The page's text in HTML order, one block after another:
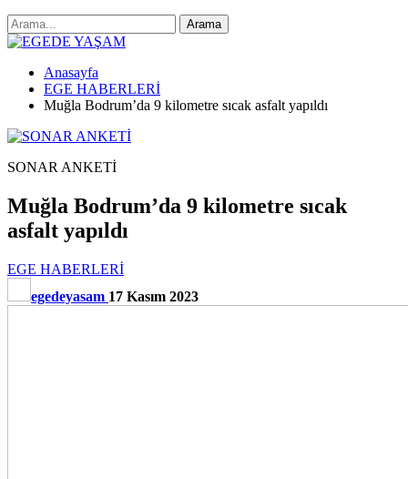
Anasayfa
EGE HABERLERİ
Muğla Bodrum’da 9 kilometre sıcak asfalt yapıldı
SONAR ANKETİ
Muğla Bodrum’da 9 kilometre sıcak
asfalt yapıldı
EGE HABERLERİ
egedeyasam 17 Kasım 2023